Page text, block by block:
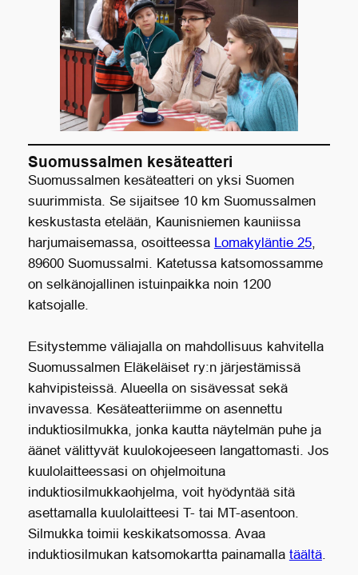
Suomussalmen kesäteatteri
Suomussalmen kesäteatteri on yksi Suomen
suurimmista. Se sijaitsee 10 km Suomussalmen
keskustasta etelään, Kaunisniemen kauniissa
harjumaisemassa, osoitteessa Lomakyläntie 25,
89600 Suomussalmi. Katetussa katsomossamme
on selkänojallinen istuinpaikka noin 1200
katsojalle.
Esitystemme väliajalla on mahdollisuus kahvitella
Suomussalmen Eläkeläiset ry:n järjestämissä
kahvipisteissä. Alueella on sisävessat sekä
invavessa. Kesäteatteriimme on asennettu
induktiosilmukka, jonka kautta näytelmän puhe ja
äänet välittyvät kuulokojeeseen langattomasti. Jos
kuulolaitteessasi on ohjelmoituna
induktiosilmukkaohjelma, voit hyödyntää sitä
asettamalla kuulolaitteesi T- tai MT-asentoon.
Silmukka toimii keskikatsomossa. Avaa
induktiosilmukan katsomokartta painamalla täältä.